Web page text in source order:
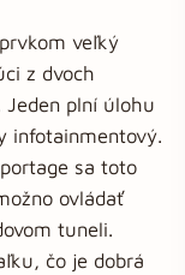
veľký
z dvoch
Jeden plní úlohu
infotainmentový.
sa toto
ovládať
tuneli.
čo je dobrá